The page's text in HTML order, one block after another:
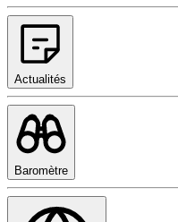
Actualités
Baromètre